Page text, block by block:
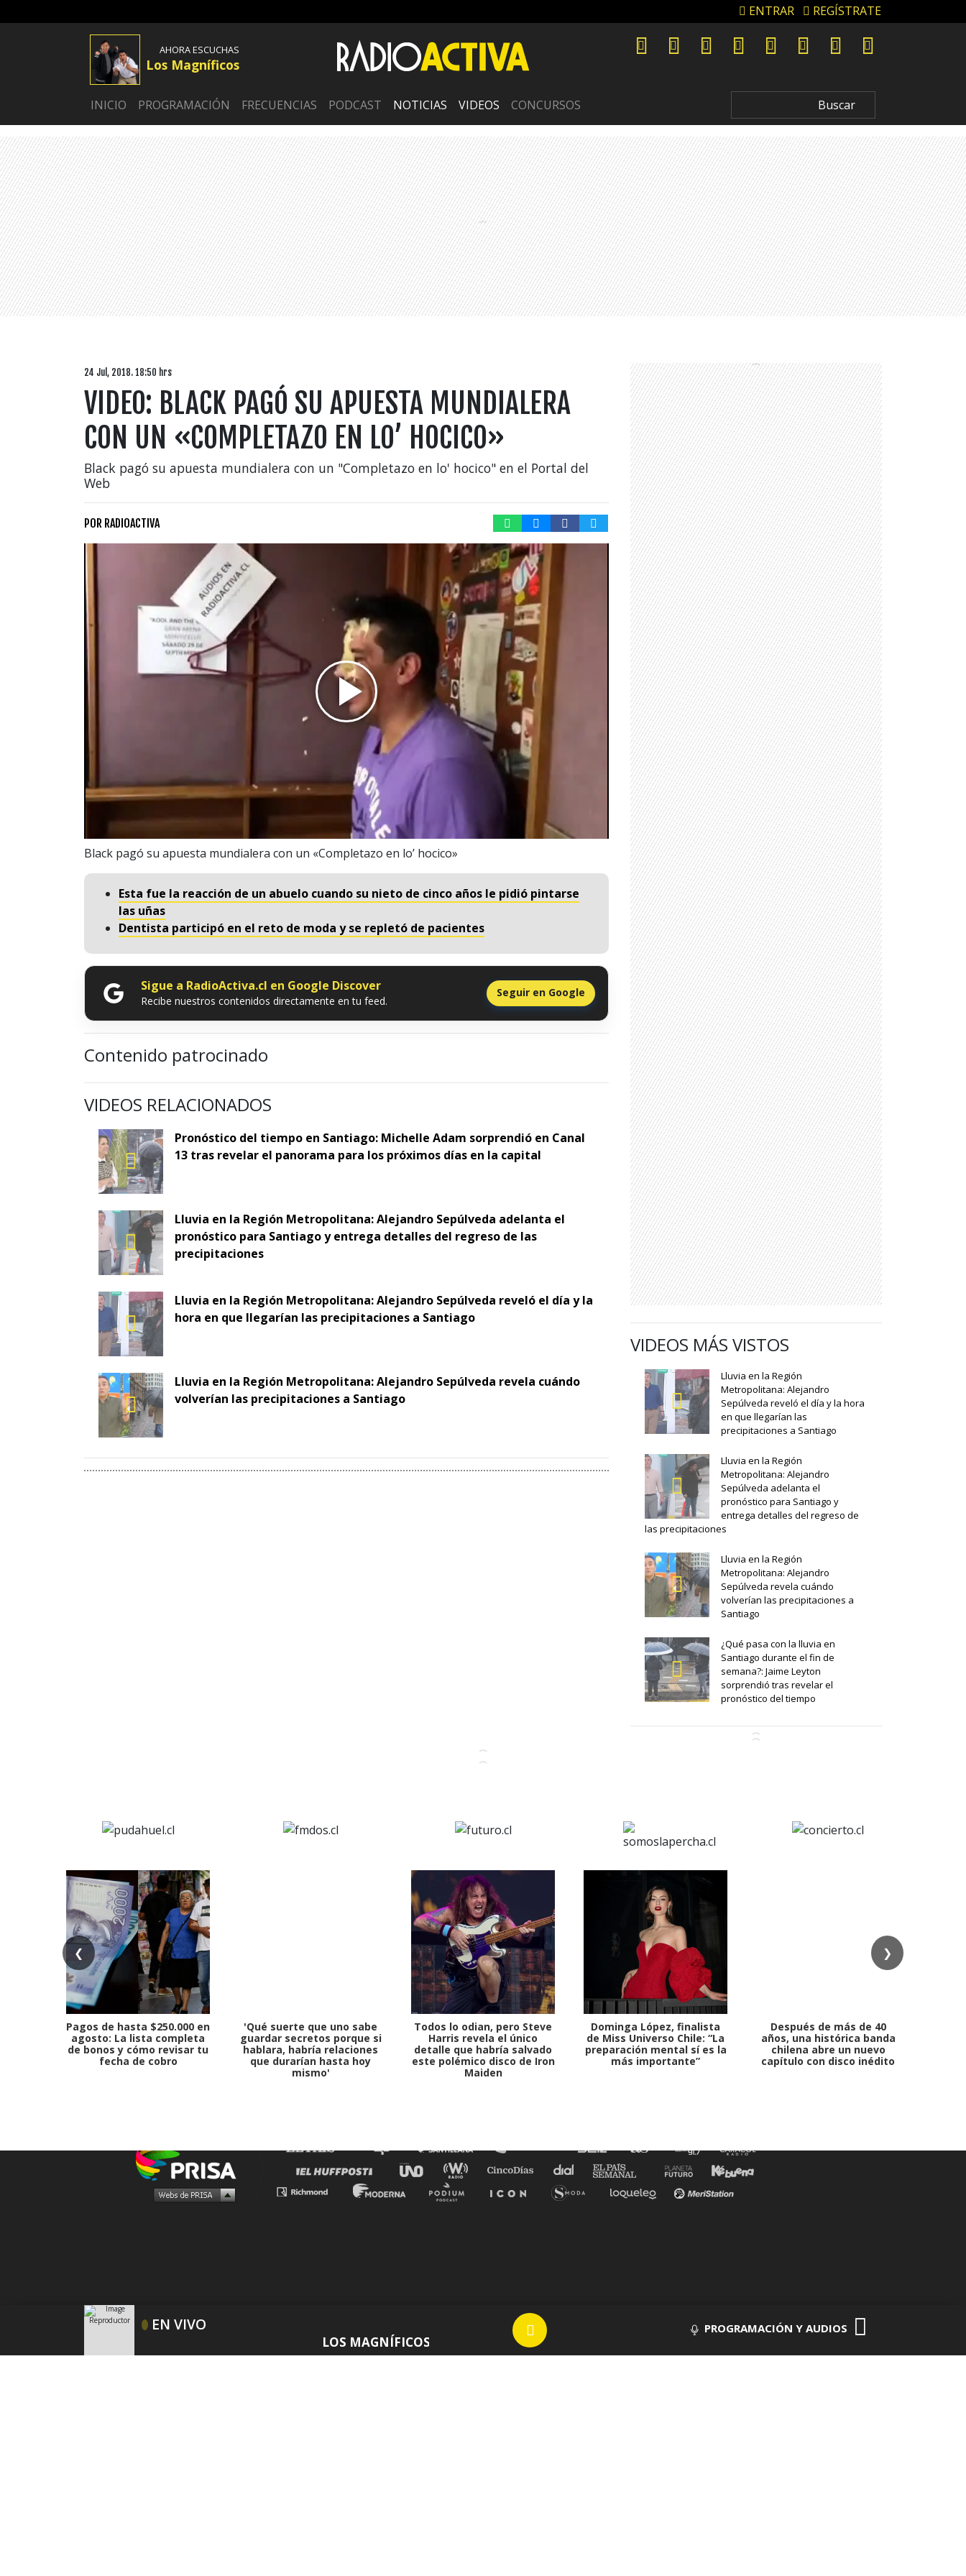
ENTRAR REGÍSTRATE
AHORA ESCUCHAS
Los Magníficos
INICIO PROGRAMACIÓN FRECUENCIAS PODCAST NOTICIAS VIDEOS CONCURSOS
24 Jul, 2018. 18:50 hrs
VIDEO: BLACK PAGÓ SU APUESTA MUNDIALERA
CON UN «COMPLETAZO EN LO’ HOCICO»
Black pagó su apuesta mundialera con un "Completazo en lo' hocico" en el Portal del
Web
POR RADIOACTIVA
Black pagó su apuesta mundialera con un «Completazo en lo’ hocico»
Esta fue la reacción de un abuelo cuando su nieto de cinco años le pidió pintarse
las uñas
Dentista participó en el reto de moda y se repletó de pacientes
Sigue a RadioActiva.cl en Google Discover
Recibe nuestros contenidos directamente en tu feed.
Seguir en Google
Contenido patrocinado
VIDEOS RELACIONADOS
Pronóstico del tiempo en Santiago: Michelle Adam sorprendió en Canal
13 tras revelar el panorama para los próximos días en la capital
Lluvia en la Región Metropolitana: Alejandro Sepúlveda adelanta el
pronóstico para Santiago y entrega detalles del regreso de las
precipitaciones
Lluvia en la Región Metropolitana: Alejandro Sepúlveda reveló el día y la
hora en que llegarían las precipitaciones a Santiago
Lluvia en la Región Metropolitana: Alejandro Sepúlveda revela cuándo
volverían las precipitaciones a Santiago
VIDEOS MÁS VISTOS
Lluvia en la Región
Metropolitana: Alejandro
Sepúlveda reveló el día y la hora
en que llegarían las
precipitaciones a Santiago
Lluvia en la Región
Metropolitana: Alejandro
Sepúlveda adelanta el
pronóstico para Santiago y
entrega detalles del regreso de
las precipitaciones
Lluvia en la Región
Metropolitana: Alejandro
Sepúlveda revela cuándo
volverían las precipitaciones a
Santiago
¿Qué pasa con la lluvia en
Santiago durante el fin de
semana?: Jaime Leyton
sorprendió tras revelar el
pronóstico del tiempo
❮ ❯
Pagos de hasta $250.000 en
agosto: La lista completa
de bonos y cómo revisar tu
fecha de cobro
'Qué suerte que uno sabe
guardar secretos porque si
hablara, habría relaciones
que durarían hasta hoy
mismo'
Todos lo odian, pero Steve
Harris revela el único
detalle que habría salvado
este polémico disco de Iron
Maiden
Dominga López, finalista
de Miss Universo Chile: “La
preparación mental sí es la
más importante”
Después de más de 40
años, una histórica banda
chilena abre un nuevo
capítulo con disco inédito
EN VIVO
LOS MAGNÍFICOS - LUCHO HERNÁNDEZ; DJ JUAKOLEE
PROGRAMACIÓN Y AUDIOS
1997 — 2026
Producción musical Cadena Ser, España 2026.
CONTACTO COMERCIAL
Aviso legal